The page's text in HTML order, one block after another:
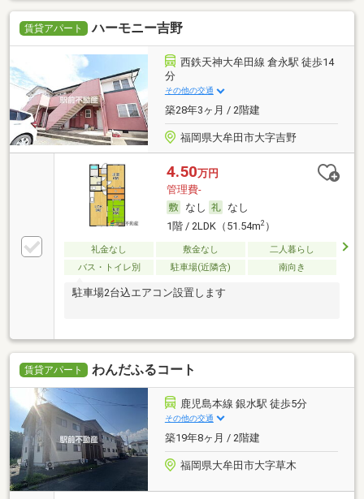
賃貸アパート ハーモニー吉野
西鉄天神大牟田線 倉永駅 徒歩14
分
その他の交通
築28年3ヶ月 / 2階建
福岡県大牟田市大字吉野
4.50万円
管理費-
なし
なし
1階 / 2LDK（51.54m2）
礼金なし 敷金なし
二人暮らし
バス・トイレ別
駐車場(近隣含) 南向き
駐車場2台込エアコン設置します
賃貸アパート わんだふるコート
鹿児島本線 銀水駅 徒歩5分
その他の交通
築19年8ヶ月 / 2階建
福岡県大牟田市大字草木